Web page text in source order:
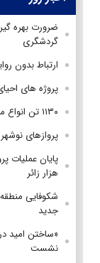
ضرورت بهره
گردشگری
ارتباط بدون
پروژه های
۱۱۳۰ تن انواع ماهیان کیلکا از دریای خزر صید شد
پروازهای نوشهر–مشهد
هزار زائر
شکوفایی
جدید
«ساختن امید
نشست